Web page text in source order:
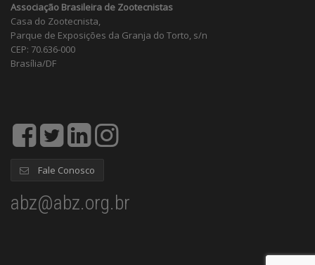
Associação Brasileira de Zootecnistas
Casa do Zootecnista,
Parque de Exposições da Granja do Torto, s/n
CEP: 70.636-000
Brasília/DF
Fale Conosco
abz@abz.org.br